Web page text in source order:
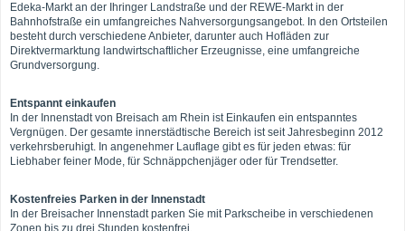
Edeka-Markt an der Ihringer Landstraße und der REWE-Markt in der
Bahnhofstraße ein umfangreiches Nahversorgungsangebot. In den Ortsteilen
besteht durch verschiedene Anbieter, darunter auch Hofläden zur
Direktvermarktung landwirtschaftlicher Erzeugnisse, eine umfangreiche
Grundversorgung.
Entspannt einkaufen
In der Innenstadt von Breisach am Rhein ist Einkaufen ein entspanntes
Vergnügen. Der gesamte innerstädtische Bereich ist seit Jahresbeginn 2012
verkehrsberuhigt. In angenehmer Lauflage gibt es für jeden etwas: für
Liebhaber feiner Mode, für Schnäppchenjäger oder für Trendsetter.
Kostenfreies Parken in der Innenstadt
In der Breisacher Innenstadt parken Sie mit Parkscheibe in verschiedenen
Zonen bis zu drei Stunden kostenfrei.